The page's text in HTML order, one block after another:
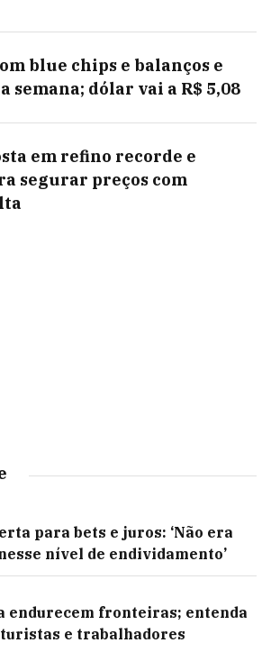
blue chips e balanços e
semana; dólar vai a R$ 5,08
em refino recorde e
segurar preços com
para bets e juros: ‘Não era
nível de endividamento’
endurecem fronteiras; entenda
e trabalhadores